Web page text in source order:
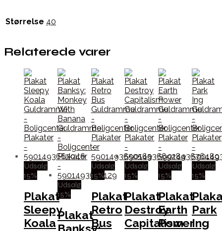
Størrelse 40
Relaterede varer
Udsalg
15%
Plakat
Sleepy
Koala
Udsalg
15%
Plakat
Banksy:
Udsalg
15%
Plakat
Retro
Bus
Udsalg
15%
Plakat
Destroy
Capitalism
Udsalg
15%
Plakat
Earth
Power
Udsalg
15%
Park
Ing